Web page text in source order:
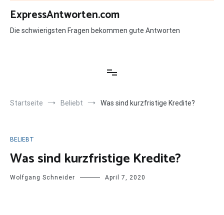
Zum
Inhalt
springen
ExpressAntworten.com
Die schwierigsten Fragen bekommen gute Antworten
Startseite Beliebt Was sind kurzfristige Kredite?
BELIEBT
Was sind kurzfristige Kredite?
Wolfgang Schneider April 7, 2020